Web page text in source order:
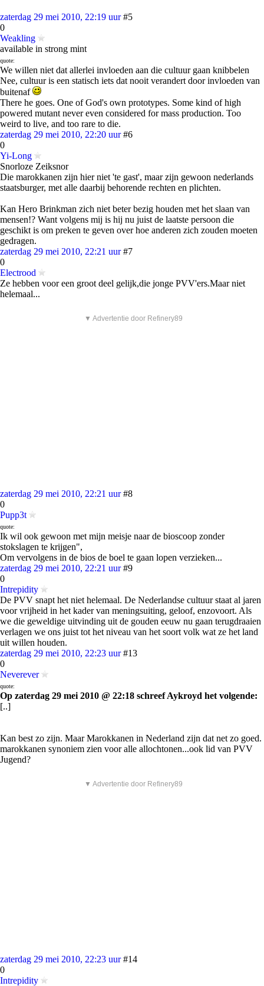
zaterdag 29 mei 2010, 22:19 uur #5
0
Weakling
available in strong mint
quote:
We willen niet dat allerlei invloeden aan die cultuur gaan knibbelen
Nee, cultuur is een statisch iets dat nooit verandert door invloeden van
buitenaf
There he goes. One of God's own prototypes. Some kind of high
powered mutant never even considered for mass production. Too
weird to live, and too rare to die.
zaterdag 29 mei 2010, 22:20 uur #6
0
Yi-Long
Snorloze Zeiksnor
Die marokkanen zijn hier niet 'te gast', maar zijn gewoon nederlands
staatsburger, met alle daarbij behorende rechten en plichten.
Kan Hero Brinkman zich niet beter bezig houden met het slaan van
mensen!? Want volgens mij is hij nu juist de laatste persoon die
geschikt is om preken te geven over hoe anderen zich zouden moeten
gedragen.
zaterdag 29 mei 2010, 22:21 uur #7
0
Electrood
Ze hebben voor een groot deel gelijk,die jonge PVV'ers.Maar niet
helemaal...
▼ Advertentie door Refinery89
zaterdag 29 mei 2010, 22:21 uur #8
0
Pupp3t
quote:
Ik wil ook gewoon met mijn meisje naar de bioscoop zonder
stokslagen te krijgen",
Om vervolgens in de bios de boel te gaan lopen verzieken...
zaterdag 29 mei 2010, 22:21 uur #9
0
Intrepidity
De PVV snapt het niet helemaal. De Nederlandse cultuur staat al jaren
voor vrijheid in het kader van meningsuiting, geloof, enzovoort. Als
we die geweldige uitvinding uit de gouden eeuw nu gaan terugdraaien
verlagen we ons juist tot het niveau van het soort volk wat ze het land
uit willen houden.
zaterdag 29 mei 2010, 22:23 uur #13
0
Neverever
quote:
Op zaterdag 29 mei 2010 @ 22:18 schreef Aykroyd het volgende:
[..]
Kan best zo zijn. Maar Marokkanen in Nederland zijn dat net zo goed.
marokkanen synoniem zien voor alle allochtonen...ook lid van PVV
Jugend?
▼ Advertentie door Refinery89
zaterdag 29 mei 2010, 22:23 uur #14
0
Intrepidity